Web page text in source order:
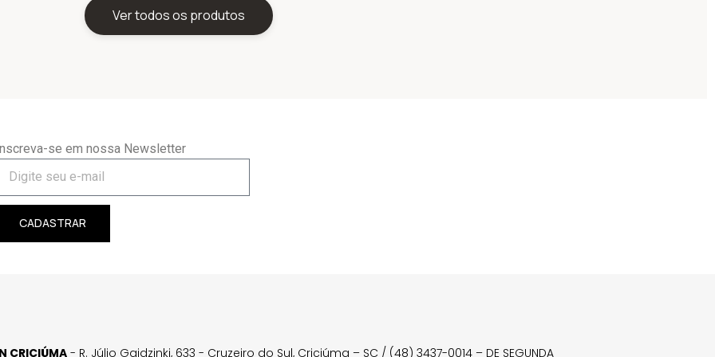
Ver todos os produtos
se em nossa Newsletter
CADASTRAR
CRICIÚMA - R. Júlio Gaidzinki, 633 - Cruzeiro do Sul, Criciúma – SC / (48) 3437-0014 – DE SEGUNDA